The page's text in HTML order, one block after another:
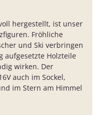
hergestellt, ist unser
Fröhliche
und Ski verbringen
aufgesetzte Holzteile
wirken. Der
auch im Sockel,
im Stern am Himmel